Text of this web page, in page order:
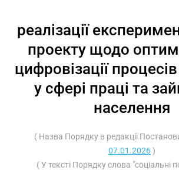
реалізації
проекту щодо
цифровізації
у сфері праці та
населення
( Назва Порядку в редакції
07.01.2026)
( У тексті Порядку слова "соціальні